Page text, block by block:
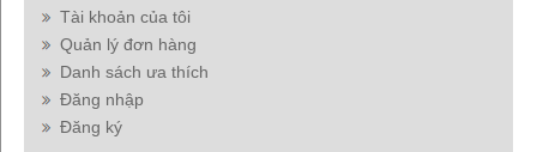
Tài khoản của tôi
Quản lý đơn hàng
Danh sách ưa thích
Đăng nhập
Đăng ký